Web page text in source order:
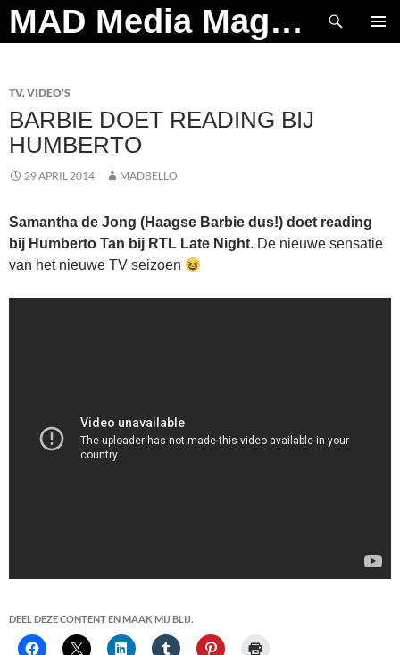
Ga
naar
MAD Media Magazine
Zoeken
TV,VIDEO'S
BARBIE DOET READING BIJ
HUMBERTO
29 APRIL 2014 MADBELLO
Samantha de Jong (Haagse Barbie dus!) doet reading
bij Humberto Tan bij RTL Late Night. De nieuwe sensatie
van het nieuwe TV seizoen
DEEL DEZE CONTENT EN MAAK MIJ BLIJ.